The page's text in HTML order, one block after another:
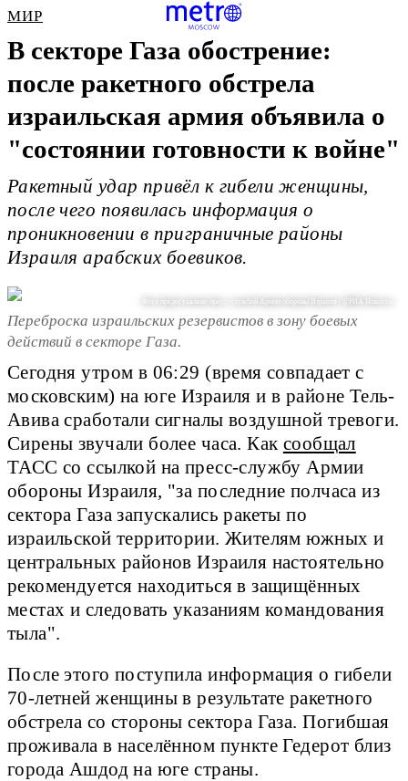
МИР
В секторе Газа обострение:
после ракетного обстрела
израильская армия объявила о
"состоянии готовности к войне"
Ракетный удар привёл к гибели женщины,
после чего появилась информация о
проникновении в приграничные районы
Израиля арабских боевиков.
Фото предоставлено пресс-службой Армии обороны Израиля / @РИА Новости
Переброска израильских резервистов в зону боевых
действий в секторе Газа.
Сегодня утром в 06:29 (время совпадает с
московским) на юге Израиля и в районе Тель-
Авива сработали сигналы воздушной тревоги.
Сирены звучали более часа. Как сообщал
ТАСС со ссылкой на пресс-службу Армии
обороны Израиля, "за последние полчаса из
сектора Газа запускались ракеты по
израильской территории. Жителям южных и
центральных районов Израиля настоятельно
рекомендуется находиться в защищённых
местах и следовать указаниям командования
тыла".
После этого поступила информация о гибели
70-летней женщины в результате ракетного
обстрела со стороны сектора Газа. Погибшая
проживала в населённом пункте Гедерот близ
города Ашдод на юге страны.